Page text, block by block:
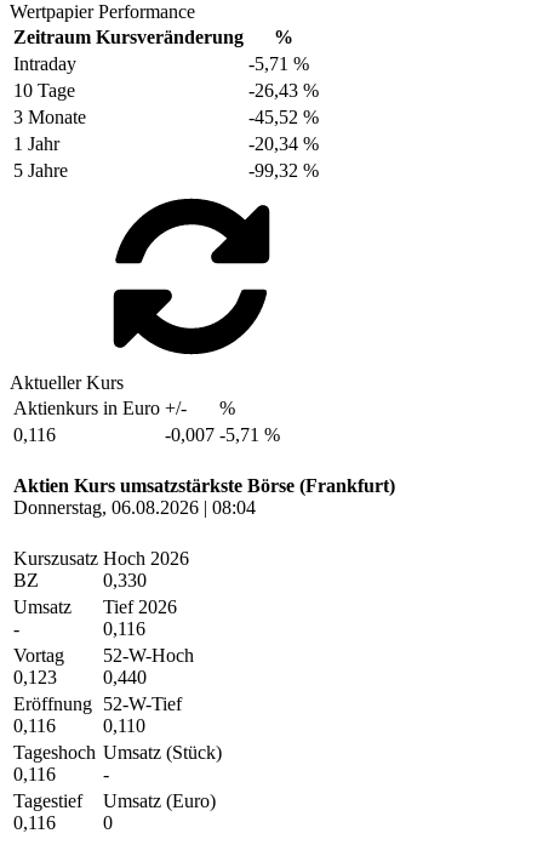
Wertpapier Performance
Zeitraum Kursveränderung
%
Intraday
-5,71 %
10 Tage
-26,43 %
3 Monate
-45,52 %
1 Jahr
-20,34 %
5 Jahre
-99,32 %
Aktueller Kurs
Aktienkurs in Euro +/-
%
0,116
-0,007 -5,71 %
Aktien Kurs umsatzstärkste Börse (Frankfurt)
Donnerstag, 06.08.2026 | 08:04
Kurszusatz
BZ
Hoch 2026
0,330
Umsatz
-
Tief 2026
0,116
Vortag
0,123
52-W-Hoch
0,440
Eröffnung
0,116
52-W-Tief
0,110
Tageshoch
0,116
Umsatz (Stück)
-
Tagestief
0,116
Umsatz (Euro)
0